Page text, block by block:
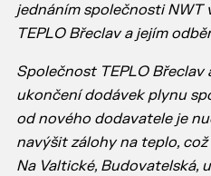
jednáním společnosti NWT
TEPLO Břeclav a jejím
Společnost TEPLO Břeclav
ukončení dodávek plynu
od nového dodavatele je
navýšit zálohy na teplo,
Na Valtické, Budovatelská,